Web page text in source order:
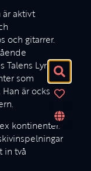
är aktivt
och gitarrer.
Talens Lyriques
som
är också
kontinenter.
in två